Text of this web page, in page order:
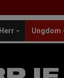
Herr Ungdom